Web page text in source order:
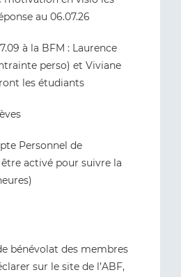
au 06.07.26
à la BFM : Laurence
perso) et Viviane
les étudiants
Personnel de
activé pour suivre la
bénévolat des membres
sur le site de l’ABF,